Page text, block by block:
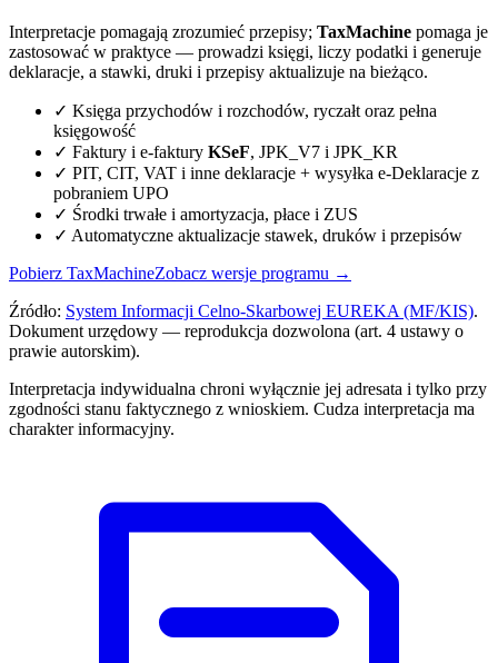
Interpretacje pomagają zrozumieć przepisy; TaxMachine pomaga je
zastosować w praktyce — prowadzi księgi, liczy podatki i generuje
deklaracje, a stawki, druki i przepisy aktualizuje na bieżąco.
✓ Księga przychodów i rozchodów, ryczałt oraz pełna
księgowość
✓ Faktury i e-faktury KSeF, JPK_V7 i JPK_KR
✓ PIT, CIT, VAT i inne deklaracje + wysyłka e-Deklaracje z
pobraniem UPO
✓ Środki trwałe i amortyzacja, płace i ZUS
✓ Automatyczne aktualizacje stawek, druków i przepisów
Pobierz TaxMachineZobacz wersje programu →
Źródło: System Informacji Celno-Skarbowej EUREKA (MF/KIS).
Dokument urzędowy — reprodukcja dozwolona (art. 4 ustawy o
prawie autorskim).
Interpretacja indywidualna chroni wyłącznie jej adresata i tylko przy
zgodności stanu faktycznego z wnioskiem. Cudza interpretacja ma
charakter informacyjny.